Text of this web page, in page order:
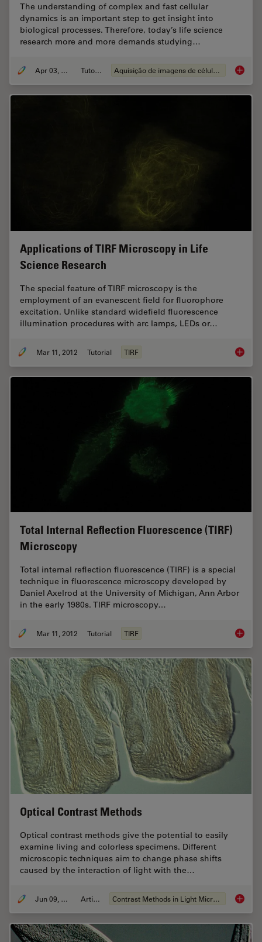
The understanding of complex and fast cellular
dynamics is an important step to get insight into
biological processes. Therefore, today’s life science
research more and more demands studying…
Apr 03, 2012 Tutorial Aquisição de imagens de células vivas
Applications of TIRF Microscopy in Life
Science Research
The special feature of TIRF microscopy is the
employment of an evanescent field for fluorophore
excitation. Unlike standard widefield fluorescence
illumination procedures with arc lamps, LEDs or…
Mar 11, 2012 Tutorial TIRF
Total Internal Reflection Fluorescence (TIRF)
Microscopy
Total internal reflection fluorescence (TIRF) is a special
technique in fluorescence microscopy developed by
Daniel Axelrod at the University of Michigan, Ann Arbor
in the early 1980s. TIRF microscopy…
Mar 11, 2012 Tutorial TIRF Total
Optical Contrast Methods
Optical contrast methods give the potential to easily
examine living and colorless specimens. Different
microscopic techniques aim to change phase shifts
caused by the interaction of light with the…
Jun 09, 2011 Article Contrast Methods in Light Microscopy Optical